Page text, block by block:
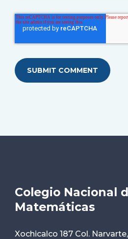
Colegio Nacional
Matemáticas
Xochicalco 187 Col. Narvarte,